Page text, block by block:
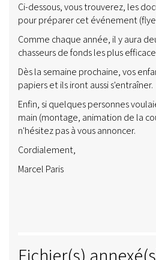
Ci-dessous, vous trouverez, les
pour préparer cet événement
Comme chaque année, il y aura
chasseurs de fonds les plus
Dès la semaine prochaine, vos
papiers et ils iront aussi s'entraîner.
Enfin, si quelques personnes
main (montage, animation de la
n'hésitez pas à vous annoncer.
Cordialement,
Marcel Paris
Fichier(s)